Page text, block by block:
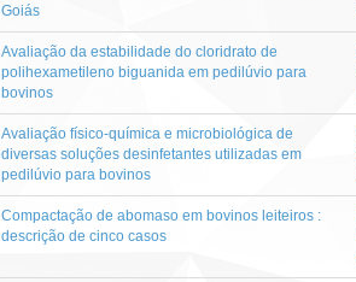
Goiás
Avaliação da estabilidade do cloridrato de
polihexametileno biguanida em pedilúvio para
bovinos
Avaliação físico-química e microbiológica de
diversas soluções desinfetantes utilizadas em
pedilúvio para bovinos
Compactação de abomaso em bovinos leiteiros :
descrição de cinco casos